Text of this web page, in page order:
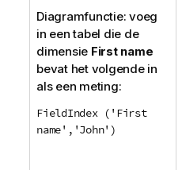
Diagramfunctie: voeg
in een tabel die de
dimensie First name
bevat het volgende in
als een meting:
FieldIndex ('First
name','John')